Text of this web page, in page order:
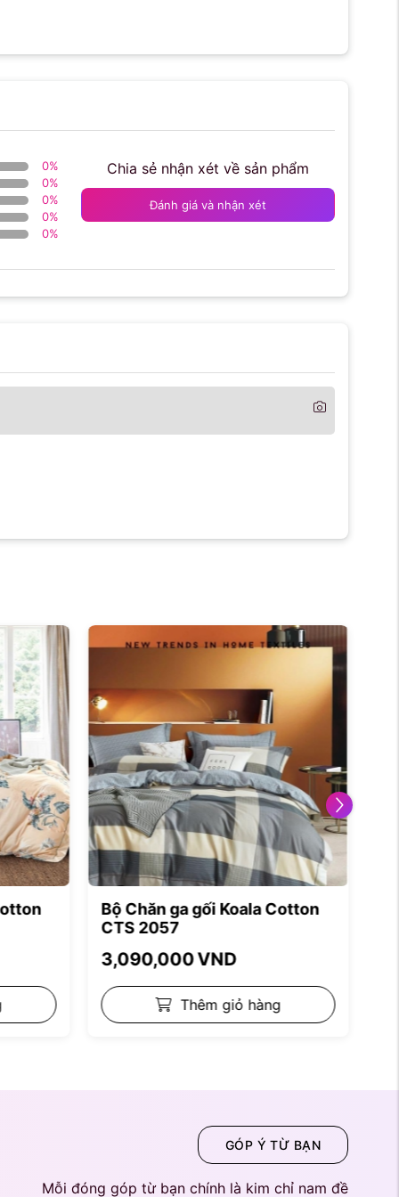
0%
0%
0%
0%
0%
Chia sẻ nhận xét về sản phẩm
Đánh giá và nhận xét
Bộ Chăn ga gối Koala Cotton
CTS 2057
3,090,000VND
Thêm giỏ hàng
GÓP Ý TỪ BẠN
Mỗi đóng góp từ bạn chính là kim chỉ nam đề